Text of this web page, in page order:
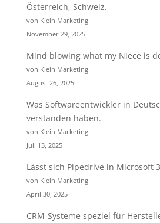
Österreich, Schweiz.
von Klein Marketing
November 29, 2025
Mind blowing what my Niece is
von Klein Marketing
August 26, 2025
Was Softwareentwickler in
verstanden haben.
von Klein Marketing
Juli 13, 2025
Lässt sich Pipedrive in Microsoft
von Klein Marketing
April 30, 2025
CRM-Systeme speziel für